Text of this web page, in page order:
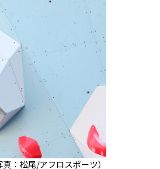
：松尾/アフロスポーツ）